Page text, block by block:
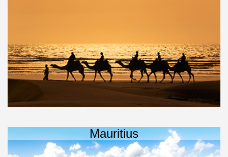
Mauritius